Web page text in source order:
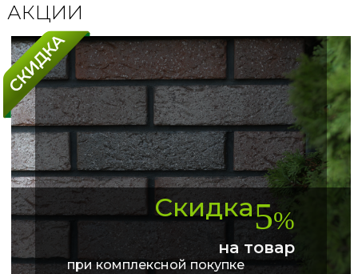
АКЦИИ
Скидка5%
на товар
при комплексной покупке